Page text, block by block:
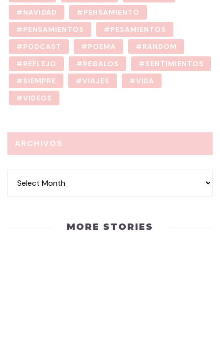
NAVIDAD
PENSAMIENTO
PENSAMIENTOS
PESAMIENTOS
PODCAST
POEMA
RANDOM
REFLEJO
REGALOS
SENTIMIENTOS
SIEMPRE
VIAJES
VIDA
VIDEOS
ARCHIVOS
MORE STORIES